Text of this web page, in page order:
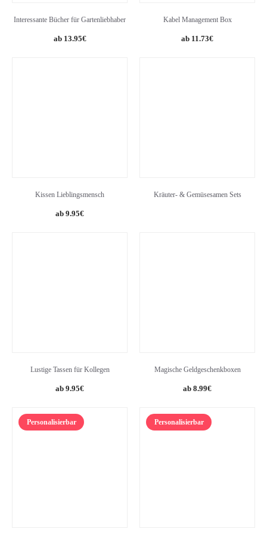
Interessante Bücher für Gartenliebhaber
13.95€
Kabel Management Box
Original
11.73€Current
Kissen Lieblingsmensch
9.95€
Kräuter- & Gemüsesamen Sets
Lustige Tassen für Kollegen
9.95€
Magische Geldgeschenkboxen
8.99€
Personalisierbar Personalisierbar